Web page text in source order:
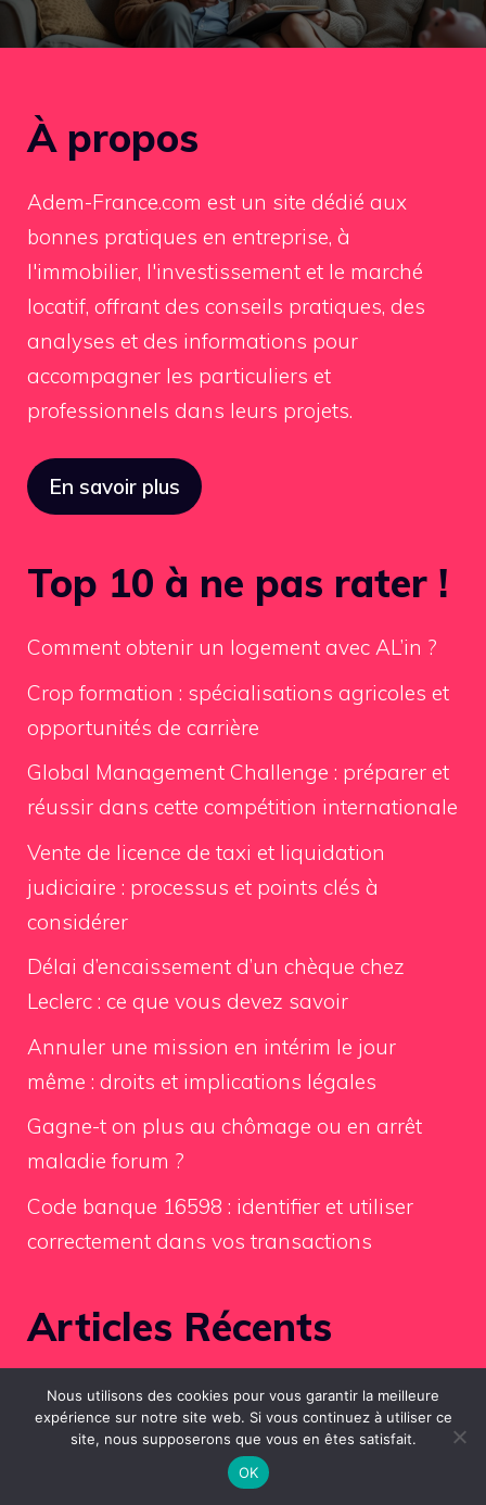
À propos
Adem-France.com est un site dédié aux
bonnes pratiques en entreprise, à
l'immobilier, l'investissement et le marché
locatif, offrant des conseils pratiques, des
analyses et des informations pour
accompagner les particuliers et
professionnels dans leurs projets.
En savoir plus
Top 10 à ne pas rater !
Comment obtenir un logement avec AL’in ?
Crop formation : spécialisations agricoles et
opportunités de carrière
Global Management Challenge : préparer et
réussir dans cette compétition internationale
Vente de licence de taxi et liquidation
judiciaire : processus et points clés à
considérer
Délai d’encaissement d’un chèque chez
Leclerc : ce que vous devez savoir
Annuler une mission en intérim le jour
même : droits et implications légales
Gagne-t on plus au chômage ou en arrêt
maladie forum ?
Code banque 16598 : identifier et utiliser
correctement dans vos transactions
Articles Récents
PEL : comment est calculé le taux de
rémunération de votre plan épargne
Comment nettoyer un carrelage ancien
Nous utilisons des cookies pour vous garantir la meilleure
expérience sur notre site web. Si vous continuez à utiliser ce
site, nous supposerons que vous en êtes satisfait.
OK